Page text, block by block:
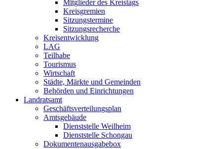
Mitglieder des Kreistags
Kreisgremien
Sitzungstermine
Sitzungsrecherche
Kreisentwicklung
LAG
Teilhabe
Tourismus
Wirtschaft
Städte, Märkte und Gemeinden
Behörden und Einrichtungen
Landratsamt
Geschäftsverteilungsplan
Amtsgebäude
Dienststelle Weilheim
Dienststelle Schongau
Dokumentenausgabebox